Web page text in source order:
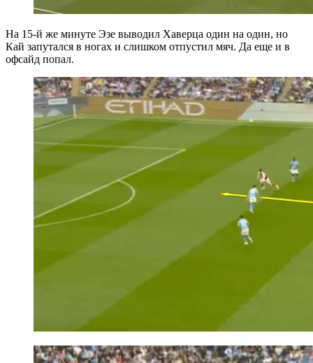
На 15-й же минуте Эзе выводил Хаверца один на один, но
Кай запутался в ногах и слишком отпустил мяч. Да еще и в
офсайд попал.